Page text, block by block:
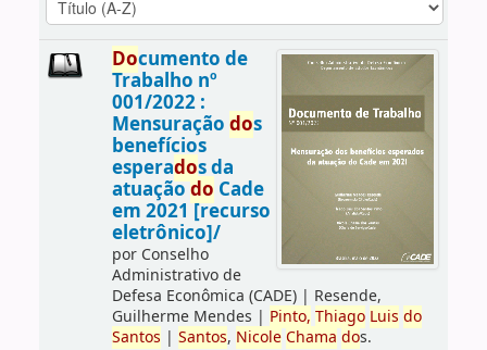
Documento de
Trabalho nº
001/2022 :
Mensuração dos
benefícios
esperados da
atuaçãodo Cade
em 2021 [recurso
eletrônico]/
por Conselho
Administrativo de
Defesa Econômica (CADE)| Resende,
Guilherme Mendes | Pinto, Thiago Luis do
Santos | Santos, Nicole Chama dos.